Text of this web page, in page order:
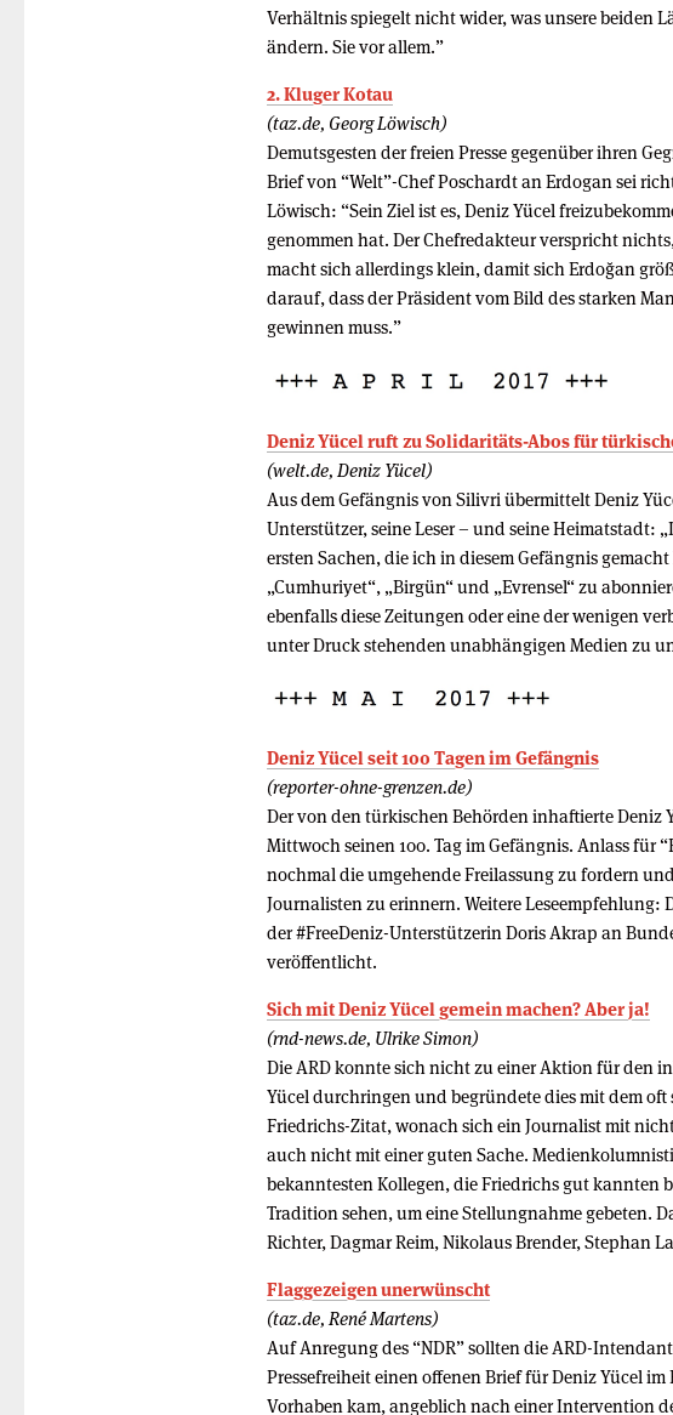
Verhältnis spiegelt nicht wider, was unsere beiden
ändern. Sie vor allem.”
2. Kluger Kotau
(taz.de, Georg Löwisch)
Demutsgesten der freien Presse gegenüber ihren
Brief von “Welt”-Chef Poschardt an Erdogan sei
Löwisch: “Sein Ziel ist es, Deniz Yücel
genommen hat. Der Chefredakteur verspricht
macht sich allerdings klein, damit sich Erdoğan
darauf, dass der Präsident vom Bild des starken
gewinnen muss.”
Deniz Yücel ruft zu Solidaritäts-Abos für
(welt.de, Deniz Yücel)
Aus dem Gefängnis von Silivri übermittelt Deniz
Unterstützer, seine Leser – und seine Heimatstadt:
ersten Sachen, die ich in diesem Gefängnis
„Cumhuriyet“, „Birgün“ und „Evrensel“ zu
ebenfalls diese Zeitungen oder eine der wenigen
unter Druck stehenden unabhängigen Medien zu
Deniz Yücel seit 100 Tagen im Gefängnis
(reporter-ohne-grenzen.de)
Der von den türkischen Behörden inhaftierte Deniz
Mittwoch seinen 100. Tag im Gefängnis. Anlass für
nochmal die umgehende Freilassung zu fordern
Journalisten zu erinnern. Weitere Leseempfehlung:
der #FreeDeniz-Unterstützerin Doris Akrap an
veröffentlicht.
Sich mit Deniz Yücel gemein machen? Aber ja!
(rnd-news.de, Ulrike Simon)
Die ARD konnte sich nicht zu einer Aktion für den
Yücel durchringen und begründete dies mit dem
Friedrichs-Zitat, wonach sich ein Journalist mit
auch nicht mit einer guten Sache.
bekanntesten Kollegen, die Friedrichs gut kannten
Tradition sehen, um eine Stellungnahme gebeten.
Richter, Dagmar Reim, Nikolaus Brender, Stephan
Flaggezeigen unerwünscht
(taz.de, René Martens)
Auf Anregung des “NDR” sollten die ARD-
Pressefreiheit einen offenen Brief für Deniz Yücel im
Vorhaben kam, angeblich nach einer Intervention